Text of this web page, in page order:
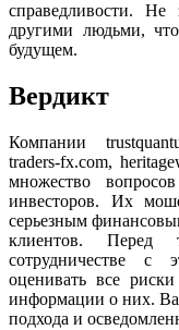
справедливости.
другими людьми,
будущем.
Вердикт
Компании
traders-fx.com,
множество
инвесторов. Их
серьезным
клиентов.
сотрудничестве с
оценивать все
информации о них.
подхода и